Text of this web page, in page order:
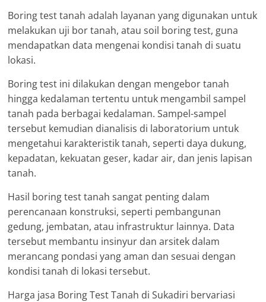
Boring test tanah adalah layanan yang digunakan untuk
melakukan uji bor tanah, atau soil boring test, guna
mendapatkan data mengenai kondisi tanah di suatu
lokasi.
Boring test ini dilakukan dengan mengebor tanah
hingga kedalaman tertentu untuk mengambil sampel
tanah pada berbagai kedalaman. Sampel-sampel
tersebut kemudian dianalisis di laboratorium untuk
mengetahui karakteristik tanah, seperti daya dukung,
kepadatan, kekuatan geser, kadar air, dan jenis lapisan
tanah.
Hasil boring test tanah sangat penting dalam
perencanaan konstruksi, seperti pembangunan
gedung, jembatan, atau infrastruktur lainnya. Data
tersebut membantu insinyur dan arsitek dalam
merancang pondasi yang aman dan sesuai dengan
kondisi tanah di lokasi tersebut.
Harga jasa Boring Test Tanah di Sukadiri bervariasi